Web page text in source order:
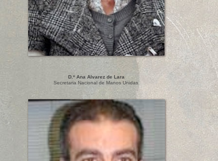
D.ª Ana Alvarez de Lara
Secretaria Nacional de Manos Unidas.